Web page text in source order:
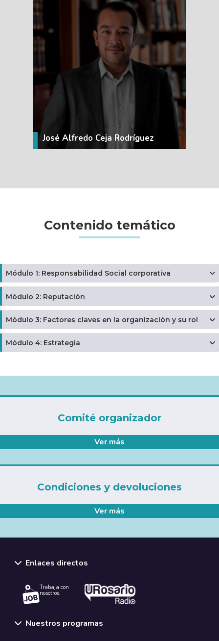
VER MÁS
José Alfredo Ceja Rodríguez
Contenido temático
Módulo 1: Responsabilidad Social corporativa
Módulo 2: Reputación
Módulo 3: Factores claves en la organización y su rol
Módulo 4: Estrategia
Comité organizador
Ver más
Condiciones y devoluciones
Ver más
Enlaces directos
Trabaja con
nosotros.
Nuestros programas